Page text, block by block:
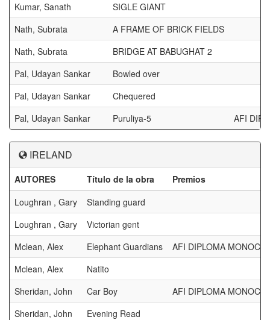
Kumar, Sanath
SIGLE GIANT
Nath, Subrata
A FRAME OF BRICK FIELDS
Nath, Subrata
BRIDGE AT BABUGHAT 2
Pal, Udayan Sankar
Bowled over
Pal, Udayan Sankar
Chequered
Pal, Udayan Sankar
Puruliya-5 AFI
IRELAND
AUTORES Título de la obra
Premios
Loughran , Gary
Standing guard
Loughran , Gary
Victorian gent
Mclean, Alex
Elephant Guardians
AFI DIPLOMA
Mclean, Alex
Natito
Sheridan, John
Car Boy
AFI DIPLOMA
Sheridan, John
Evening Read